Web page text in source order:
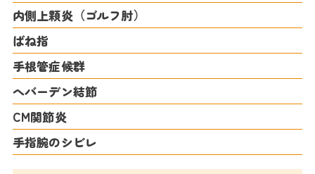
内側上顆炎（ゴルフ肘）
ばね指
手根管症候群
へバーデン結節
CM関節炎
手指腕のシビレ